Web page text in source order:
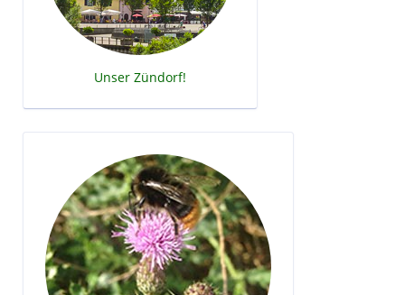
Unser Zündorf!